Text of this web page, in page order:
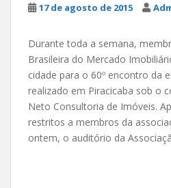
17 de agosto de 2015
Durante toda a semana,
Brasileira do Mercado
cidade para o 60º encontro da
realizado em Piracicaba sob o
Neto Consultoria de Imóveis.
restritos a membros da
ontem, o auditório da